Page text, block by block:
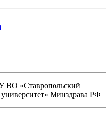
ВО «Ставропольский
Минздрава РФ